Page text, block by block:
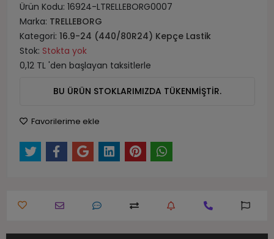
Ürün Kodu: 16924-LTRELLEBORG0007
Marka: TRELLEBORG
Kategori: 16.9-24 (440/80R24) Kepçe Lastik
Stok: Stokta yok
0,12 TL 'den başlayan taksitlerle
BU ÜRÜN STOKLARIMIZDA TÜKENMİŞTİR.
Favorilerime ekle